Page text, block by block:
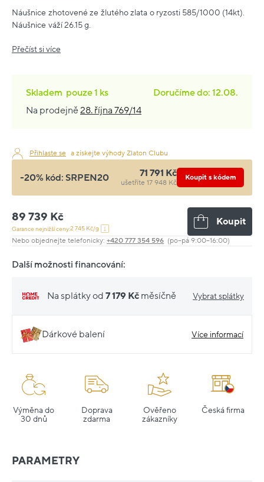
Náušnice zhotovené ze žlutého zlata o ryzosti 585/1000 (14kt).
Náušnice váží 26.15 g.
Přečíst si více
Skladem pouze1 ks
Doručíme do: 12.08.
Na prodejně28. října 769/14
Přihlaste se a získejte výhody Zlaton Clubu
-20% kód: SRPEN20 71 791 Kč
ušetříte 17 948 Kč
Koupit s kódem
89 739 Kč
Garance nejnižší ceny:2 745 Kč/g
Koupit
Nebo objednejte telefonicky: +420 777 354 596 (po–pá 9:00–16:00)
Další možnosti financování:
Na splátky od 7 179 Kč měsíčně Vybrat splátky
Dárkové balení Více informací
Výměna do
30 dnů
Doprava
zdarma
Ověřeno
zákazníky
Česká firma
PARAMETRY